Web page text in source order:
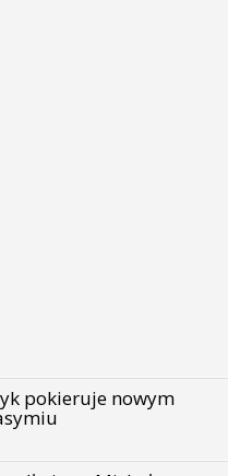
pokieruje nowym